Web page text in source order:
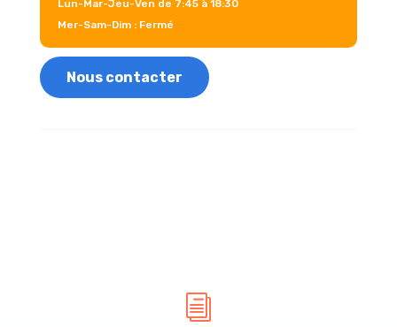
Lun-Mar-Jeu-Ven de 7:45 à 18:30
Mer-Sam-Dim : Fermé
Nous contacter
i